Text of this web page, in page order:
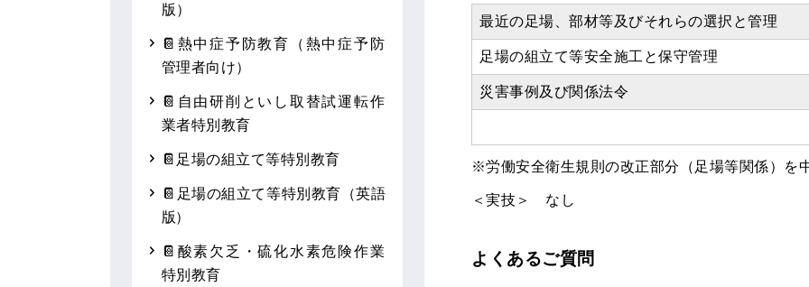
最近の足場、部材等及びそれらの選択と管理
足場の組立て等安全施工と保守管理
災害事例及び関係法令
※労働安全衛生規則の改正部分（足場等関係）を
＜実技＞ なし
よくあるご質問
版）
📔熱中症予防教育（熱中症予防
管理者向け）
📔自由研削といし取替試運転作
業者特別教育
📔足場の組立て等特別教育
📔足場の組立て等特別教育（英語
版）
📔酸素欠乏・硫化水素危険作業
特別教育